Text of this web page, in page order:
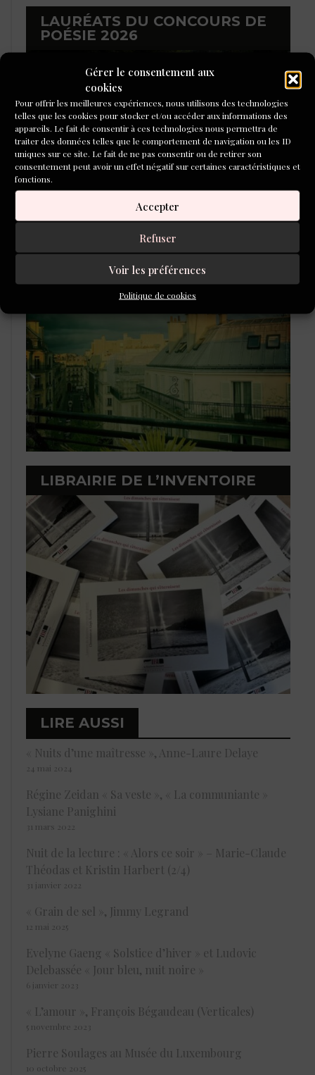
Gérer le consentement aux
cookies
Pour offrir les meilleures expériences, nous utilisons des technologies
telles que les cookies pour stocker et/ou accéder aux informations des
appareils. Le fait de consentir à ces technologies nous permettra de
traiter des données telles que le comportement de navigation ou les ID
uniques sur ce site. Le fait de ne pas consentir ou de retirer son
consentement peut avoir un effet négatif sur certaines caractéristiques et
fonctions.
Accepter
Refuser
Voir les préférences
Politique de cookies
LAURÉATS DU CONCOURS DE
POÉSIE 2026
L'ÉCOLE DU ROMAN D'ALEPH-
ÉCRITURE
LIBRAIRIE DE L’INVENTOIRE
LIRE AUSSI
« Nuits d’une maîtresse », Anne-Laure Delaye
24 mai 2024
Régine Zeidan « Sa veste », « La communiante »
Lysiane Panighini
31 mars 2022
Nuit de la lecture : « Alors ce soir » – Marie-Claude
Théodas et Kristin Harbert (2/4)
31 janvier 2022
« Grain de sel », Jimmy Legrand
12 mai 2025
Evelyne Gaeng « Solstice d’hiver » et Ludovic
Delebassée « Jour bleu, nuit noire »
6 janvier 2023
« L’amour », François Bégaudeau (Verticales)
5 novembre 2023
Pierre Soulages au Musée du Luxembourg
10 octobre 2025